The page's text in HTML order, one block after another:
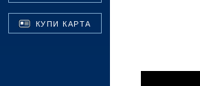
КУПИ КАРТА